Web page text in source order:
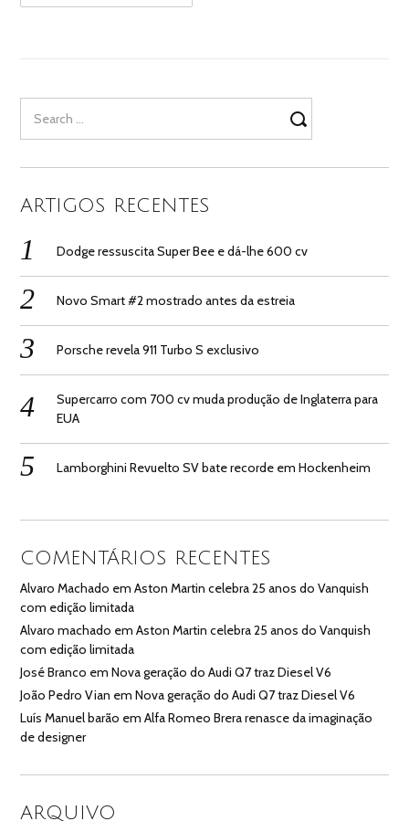
for:
ARTIGOS RECENTES
Dodge ressuscita Super Bee e dá-lhe 600 cv
Novo Smart #2 mostrado antes da estreia
Porsche revela 911 Turbo S exclusivo
Supercarro com 700 cv muda produção de Inglaterra para
EUA
Lamborghini Revuelto SV bate recorde em Hockenheim
COMENTÁRIOS RECENTES
Alvaro Machado emAston Martin celebra 25 anos do Vanquish
com edição limitada
Alvaro machado emAston Martin celebra 25 anos do Vanquish
com edição limitada
José Branco emNova geração do Audi Q7 traz Diesel V6
João Pedro Vian emNova geração do Audi Q7 traz Diesel V6
Luís Manuel barão emAlfa Romeo Brera renasce da imaginação
de designer
ARQUIVO